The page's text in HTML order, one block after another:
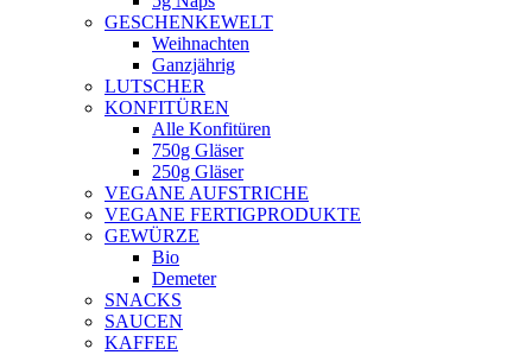
GESCHENKEWELT
Weihnachten
Ganzjährig
LUTSCHER
KONFITÜREN
Alle Konfitüren
750g Gläser
250g Gläser
VEGANE AUFSTRICHE
VEGANE FERTIGPRODUKTE
GEWÜRZE
Bio
Demeter
SNACKS
SAUCEN
KAFFEE